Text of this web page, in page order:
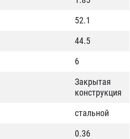
52.1
44.5
6
Закрытая
конструкция
стальной
0.36